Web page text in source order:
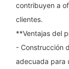
contribuyen a
clientes.
**Ventajas del
- Construcción
adecuada para